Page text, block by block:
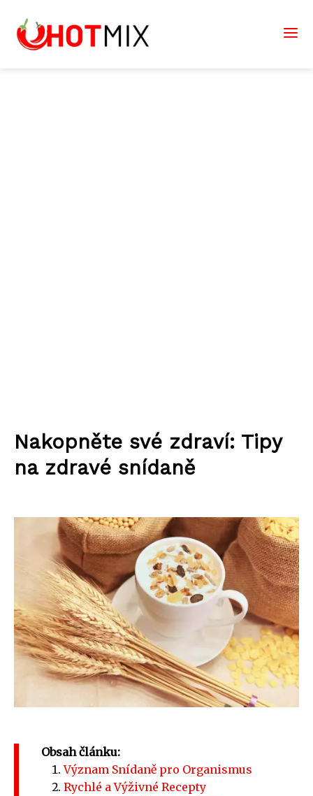
Nakopněte své zdraví: Tipy
na zdravé snídaně
Obsah článku:
Význam Snídaně pro Organismus
Rychlé a Výživné Recepty